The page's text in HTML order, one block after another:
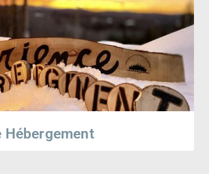
Hébergement